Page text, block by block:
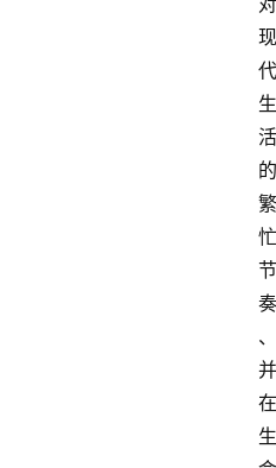
现
代
生
活
的
繁
忙
节
奏
、
并
在
生